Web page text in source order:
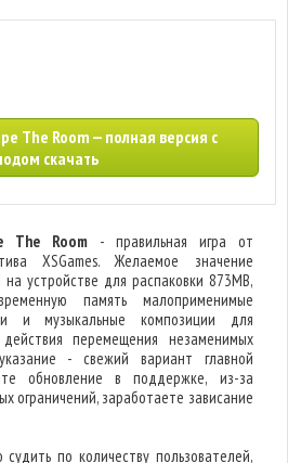
The Room — полная версия с
скачать
The Room- правильная игра от
XSGames. Желаемое значение
устройстве для распаковки 873MB,
память малоприменимые
и музыкальные композиции для
перемещения незаменимых
- свежий вариант главной
обновление в поддержке, из-за
ограничений, заработаете зависание
по количеству пользователей,